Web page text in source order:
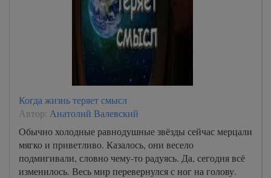
Когда жизнь теряет смысл
Автор: Анатолий Валевский
Обычно холодные равнодушные звёзды сейчас мерцали
мягко и приветливо. Казалось, они весело
подмигивали, словно чему-то радуясь. Да, сегодня всё
изменилось. Весь мир перевернулся с ног на голову.